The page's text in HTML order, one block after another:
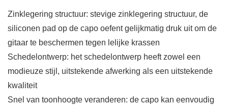
Zinklegering structuur: stevige zinklegering structuur, de
siliconen pad op de capo oefent gelijkmatig druk uit om de
gitaar te beschermen tegen lelijke krassen
Schedelontwerp: het schedelontwerp heeft zowel een
modieuze stijl, uitstekende afwerking als een uitstekende
kwaliteit
Snel van toonhoogte veranderen: de capo kan eenvoudig